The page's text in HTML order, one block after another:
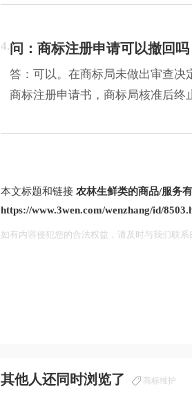
4.问：商标注册申请可以撤回吗
答：可以。在商标局未做出审查决
商标注册申请书，商标局核准后终
本文标题和链接 农林生鲜类的商品/服务
https://www.3wen.com/wenzhang/id/
如有内容侵犯您的合法权益，请及时与我们联系
其他人还同时浏览了 商标维护